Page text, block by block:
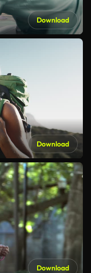
Download
Download
Download